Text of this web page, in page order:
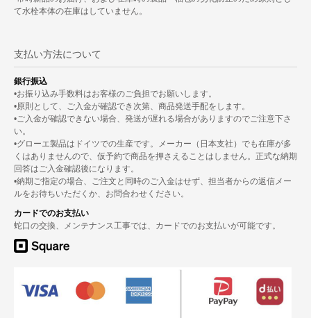
て水栓本体の在庫はしていません。
支払い方法について
銀行振込
•お振り込み手数料はお客様のご負担でお願いします。
•原則として、ご入金が確認でき次第、商品発送手配をします。
•ご入金が確認できない場合、発送が遅れる場合がありますのでご注意下さ
い。
•グローエ製品はドイツでの生産です。メーカー（日本支社）でも在庫が多
くはありませんので、仮予約で商品を押さえることはしません。正式な納期
回答はご入金確認後になります。
•納期ご指定の場合、ご注文と同時のご入金はせず、担当者からの返信メー
ルをお待ちいただくか、お問合わせください。
カードでのお支払い
蛇口の交換、メンテナンス工事では、カードでのお支払いが可能です。